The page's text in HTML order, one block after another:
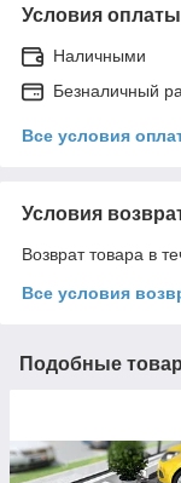
Условия оплаты
Наличными
Безналичный
Все условия
Условия
Возврат товара в
Все условия
Подобные